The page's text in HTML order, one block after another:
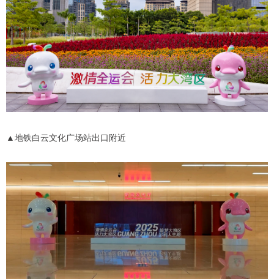
▲地铁白云文化广场站出口附近